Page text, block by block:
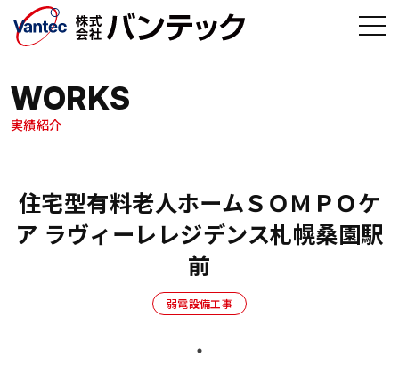
メインコンテンツへ移動
WORKS
実績紹介
住宅型有料老人ホームＳＯＭＰＯケ
ア ラヴィーレレジデンス札幌桑園駅
前
弱電設備工事